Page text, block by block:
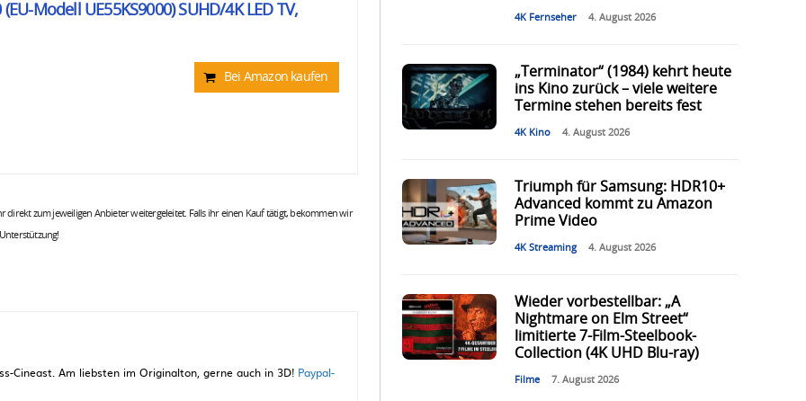
Modell UE55KS9000) SUHD/4K LED TV,
Bei Amazon kaufen
zum jeweiligen Anbieter weitergeleitet. Falls ihr einen Kauf tätigt, bekommen wir
Cineast. Am liebsten im Originalton, gerne auch in 3D! Paypal-
4K Fernseher 4. August 2026
„Terminator“ (1984) kehrt heute
ins Kino zurück – viele weitere
Termine stehen bereits fest
4K Kino 4. August 2026
Triumph für Samsung: HDR10+
Advanced kommt zu Amazon
Prime Video
4K Streaming 4. August 2026
Wieder vorbestellbar: „A
Nightmare on Elm Street“
limitierte 7-Film-Steelbook-
Collection (4K UHD Blu-ray)
Filme 7. August 2026